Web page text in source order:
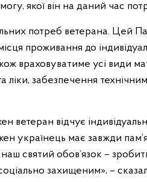
якої він на даний час
потреб ветерана. Цей
проживання до
враховуватиме усі види
ліки, забезпечення
ветеран відчує
українець має завжди
наш святий обов’язок –
захищеним», –